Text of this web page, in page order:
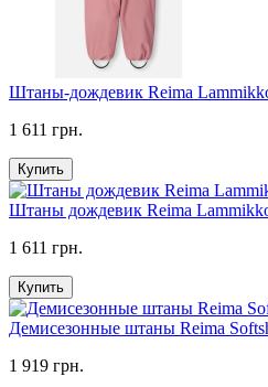
Штаны-дождевик Reima
1 611 грн.
Купить
Штаны дождевик Reima
1 611 грн.
Купить
Демисезонные штаны Reima
1 919 грн.